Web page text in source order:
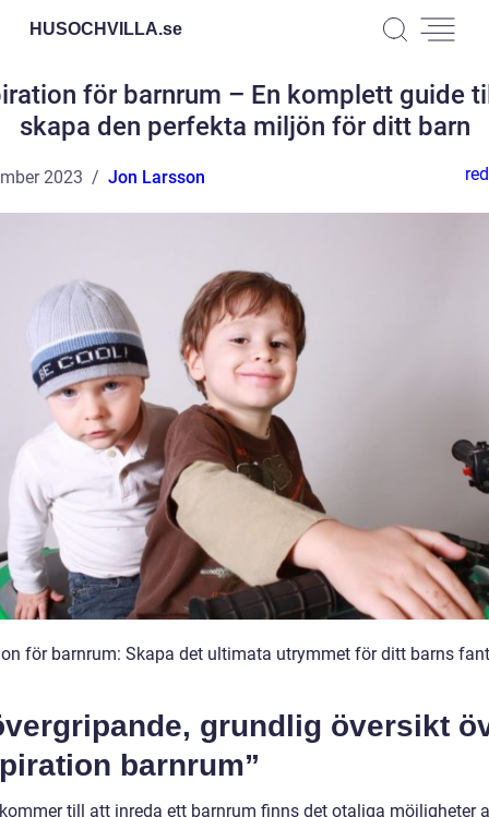
HUSOCHVILLA.se
för barnrum – En komplett guide
skapa den perfekta miljön för ditt barn
2023 Jon Larsson
för barnrum: Skapa det ultimata utrymmet för ditt barns
grundlig översikt
barnrum”
till att inreda ett barnrum finns det otaliga möjligheter